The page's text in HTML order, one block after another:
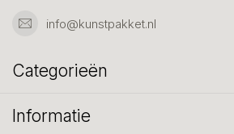
info@kunstpakket.nl
Categorieën
Informatie